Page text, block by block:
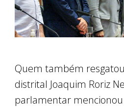
Quem também
distrital Joaquim Roriz
parlamentar